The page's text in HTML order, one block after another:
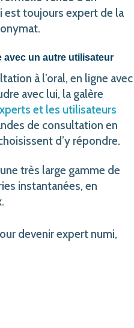
est toujours expert de la
avec un autre utilisateur
à l’oral, en ligne avec
avec lui, la galère
et les utilisateurs
de consultation en
d’y répondre.
très large gamme de
instantanées, en
devenir expert numi,